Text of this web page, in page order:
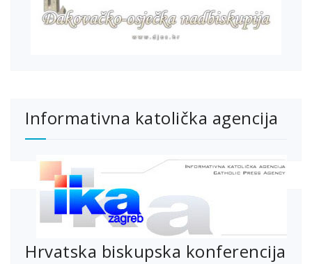
Informativna katolička agencija
Hrvatska biskupska konferencija